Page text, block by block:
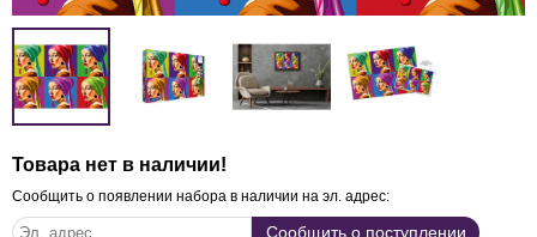
Товара нет в наличии!
Сообщить о появлении набора в наличии на эл. адрес: